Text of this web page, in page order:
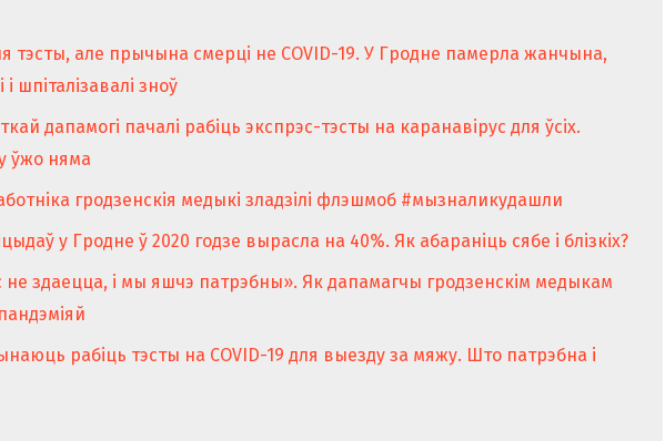
тэсты, але прычына смерці не COVID-19. У Гродне памерла жанчына,
шпіталізавалі зноў
дапамогі пачалі рабіць экспрэс-тэсты на каранавірус для ўсіх.
ўжо няма
гродзенскія медыкі зладзілі флэшмоб #мызналикудашли
у Гродне ў 2020 годзе вырасла на 40%. Як абараніць сябе і блізкіх?
не здаецца, і мы яшчэ патрэбны». Як дапамагчы гродзенскім медыкам
рабіць тэсты на COVID-19 для выезду за мяжу. Што патрэбна і